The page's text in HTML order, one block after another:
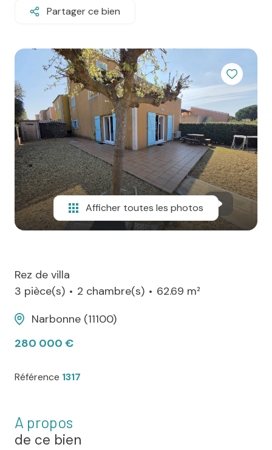
Notre
agence
Contact
Partager ce bien
Afficher toutes les photos
Rez de villa
3 pièce(s)
2 chambre(s)
62.69 m²
Narbonne (11100)
280 000 €
Référence 1317
A propos
de ce bien